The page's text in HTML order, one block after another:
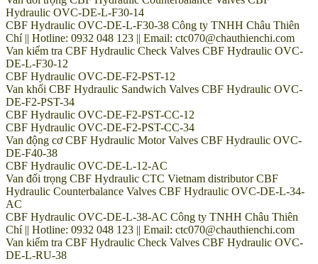
Hydraulic OVC-DE-L-F30-14
CBF Hydraulic OVC-DE-L-F30-38 Công ty TNHH Châu Thiên
Chí || Hotline: 0932 048 123 || Email: ctc070@chauthienchi.com
Van kiểm tra CBF Hydraulic Check Valves CBF Hydraulic OVC-
DE-L-F30-12
CBF Hydraulic OVC-DE-F2-PST-12
Van khối CBF Hydraulic Sandwich Valves CBF Hydraulic OVC-
DE-F2-PST-34
CBF Hydraulic OVC-DE-F2-PST-CC-12
CBF Hydraulic OVC-DE-F2-PST-CC-34
Van động cơ CBF Hydraulic Motor Valves CBF Hydraulic OVC-
DE-F40-38
CBF Hydraulic OVC-DE-L-12-AC
Van đối trọng CBF Hydraulic CTC Vietnam distributor CBF
Hydraulic Counterbalance Valves CBF Hydraulic OVC-DE-L-34-
AC
CBF Hydraulic OVC-DE-L-38-AC Công ty TNHH Châu Thiên
Chí || Hotline: 0932 048 123 || Email: ctc070@chauthienchi.com
Van kiểm tra CBF Hydraulic Check Valves CBF Hydraulic OVC-
DE-L-RU-38